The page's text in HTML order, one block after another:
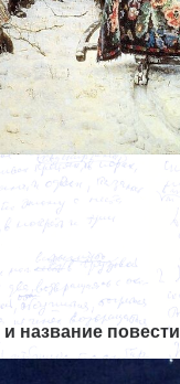
название повести